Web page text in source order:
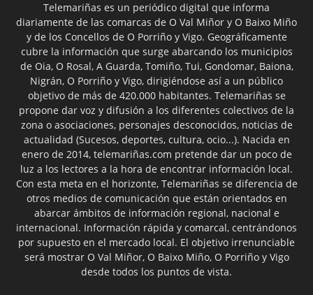
Telemariñas es un periódico digital que informa
diariamente de las comarcas de O Val Miñor y O Baixo Miño
y de los Concellos de O Porriño y Vigo. Geográficamente
cubre la información que surge abarcando los municipios
de Oia, O Rosal, A Guarda, Tomiño, Tui, Gondomar, Baiona,
Nigrán, O Porriño y Vigo, dirigiéndose así a un público
objetivo de más de 420.000 habitantes. Telemariñas se
propone dar voz y difusión a los diferentes colectivos de la
zona o asociaciones, personajes desconocidos, noticias de
actualidad (Sucesos, deportes, cultura, ocio...). Nacida en
enero de 2014, telemariñas.com pretende dar un poco de
luz a los lectores a la hora de encontrar información local.
Con esta meta en el horizonte, Telemariñas se diferencia de
otros medios de comunicación que están orientados en
abarcar ámbitos de información regional, nacional e
internacional. Información rápida y comarcal, centrándonos
por supuesto en el mercado local. El objetivo irrenunciable
será mostrar O Val Miñor, O Baixo Miño, O Porriño y Vigo
desde todos los puntos de vista.